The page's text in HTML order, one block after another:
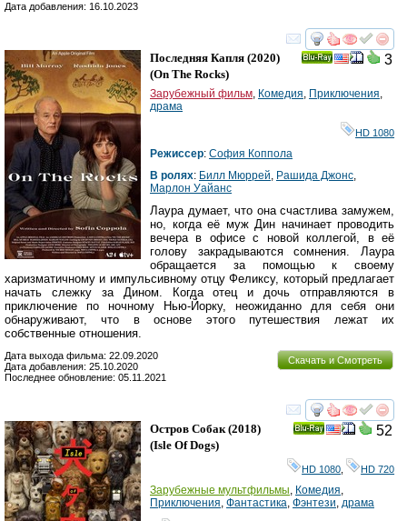
Дата добавления: 16.10.2023
смотреть
3
Последняя Капля (2020)
(On The Rocks)
Зарубежный фильм, Комедия, Приключения,
драма
HD 1080
Режиссер: София Коппола
В ролях: Билл Мюррей, Рашида Джонс,
Марлон Уайанс
Лаура думает, что она счастлива замужем,
но, когда её муж Дин начинает проводить
вечера в офисе с новой коллегой, в её
голову закрадываются сомнения. Лаура
обращается за помощью к своему
харизматичному и импульсивному отцу Феликсу, который предлагает
начать слежку за Дином. Когда отец и дочь отправляются в
приключение по ночному Нью-Йорку, неожиданно для себя они
обнаруживают, что в основе этого путешествия лежат их
собственные отношения.
Скачать и Смотреть
Дата выхода фильма: 22.09.2020
Дата добавления: 25.10.2020
Последнее обновление: 05.11.2021
смотреть
52
Остров Собак (2018)
(Isle Of Dogs)
HD 1080 HD 720
Зарубежные мультфильмы Комедия
Приключения Фантастика Фэнтези драма